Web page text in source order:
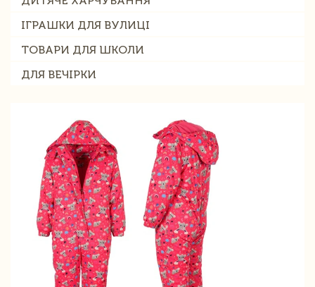
ІГРАШКИ ДЛЯ ВУЛИЦІ
ТОВАРИ ДЛЯ ШКОЛИ
ДЛЯ ВЕЧІРКИ